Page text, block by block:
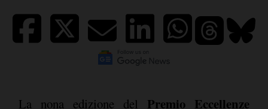
La nona edizione del Premio Eccellenze